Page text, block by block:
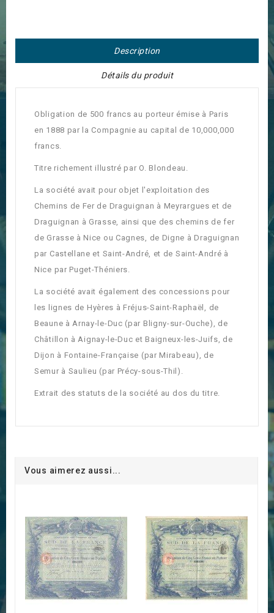
Description
Détails du produit
Obligation de 500 francs au porteur émise à Paris
en 1888 par la Compagnie au capital de 10,000,000
francs.
Titre richement illustré par O. Blondeau.
La société avait pour objet l'exploitation des
Chemins de Fer de Draguignan à Meyrargues et de
Draguignan à Grasse, ainsi que des chemins de fer
de Grasse à Nice ou Cagnes, de Digne à Draguignan
par Castellane et Saint-André, et de Saint-André à
Nice par Puget-Théniers.
La société avait également des concessions pour
les lignes de Hyères à Fréjus-Saint-Raphaël, de
Beaune à Arnay-le-Duc (par Bligny-sur-Ouche), de
Châtillon à Aignay-le-Duc et Baigneux-les-Juifs, de
Dijon à Fontaine-Française (par Mirabeau), de
Semur à Saulieu (par Précy-sous-Thil).
Extrait des statuts de la société au dos du titre.
Vous aimerez aussi...